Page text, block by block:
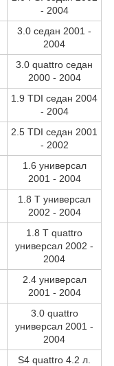
- 2004
3.0 седан 2001 -
2004
3.0 quattro седан
2000 - 2004
1.9 TDI седан 2004
- 2004
2.5 TDI седан 2001
- 2002
1.6 универсал
2001 - 2004
1.8 T универсал
2002 - 2004
1.8 T quattro
универсал 2002 -
2004
2.4 универсал
2001 - 2004
3.0 quattro
универсал 2001 -
2004
S4 quattro 4.2 л.